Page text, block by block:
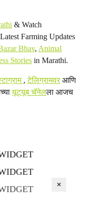
& Watch
Farming Updates
Bhav, Animal
Stories in Marathi.
,टेलिग्रामवरआणि
यूट्यूब चॅनेलला आजच
×